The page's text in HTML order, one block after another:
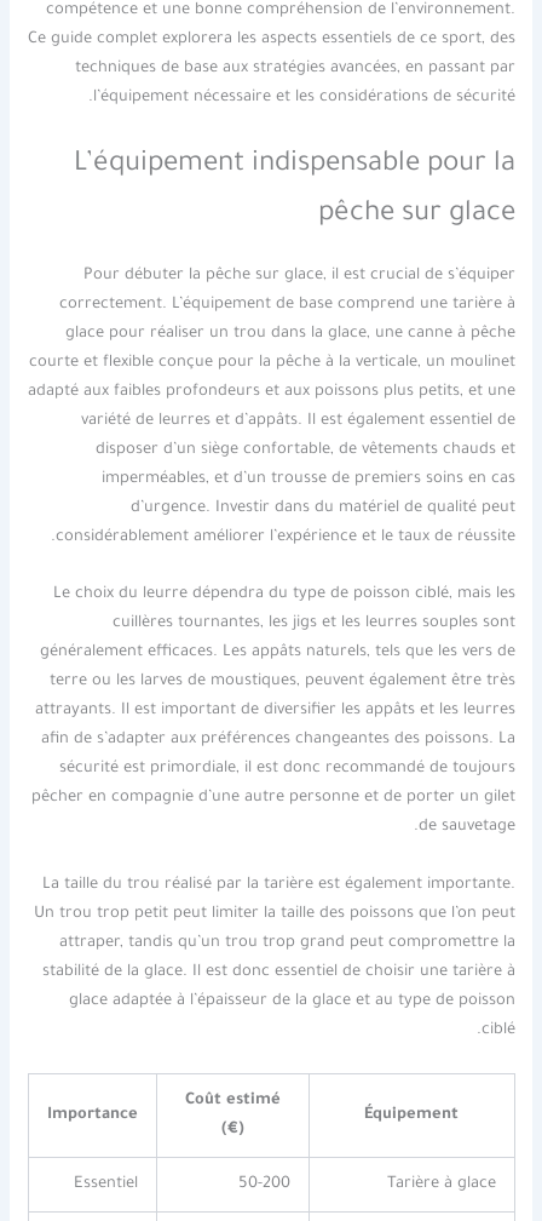
compétence et une bonne compréhension de l’environnement.
Ce guide complet explorera les aspects essentiels de ce sport, des
techniques de base aux stratégies avancées, en passant par
l’équipement nécessaire et les considérations de sécurité.
L’équipement indispensable pour la
pêche sur glace
Pour débuter la pêche sur glace, il est crucial de s’équiper
correctement. L’équipement de base comprend une tarière à
glace pour réaliser un trou dans la glace, une canne à pêche
courte et flexible conçue pour la pêche à la verticale, un moulinet
adapté aux faibles profondeurs et aux poissons plus petits, et une
variété de leurres et d’appâts. Il est également essentiel de
disposer d’un siège confortable, de vêtements chauds et
imperméables, et d’un trousse de premiers soins en cas
d’urgence. Investir dans du matériel de qualité peut
considérablement améliorer l’expérience et le taux de réussite.
Le choix du leurre dépendra du type de poisson ciblé, mais les
cuillères tournantes, les jigs et les leurres souples sont
généralement efficaces. Les appâts naturels, tels que les vers de
terre ou les larves de moustiques, peuvent également être très
attrayants. Il est important de diversifier les appâts et les leurres
afin de s’adapter aux préférences changeantes des poissons. La
sécurité est primordiale, il est donc recommandé de toujours
pêcher en compagnie d’une autre personne et de porter un gilet
de sauvetage.
La taille du trou réalisé par la tarière est également importante.
Un trou trop petit peut limiter la taille des poissons que l’on peut
attraper, tandis qu’un trou trop grand peut compromettre la
stabilité de la glace. Il est donc essentiel de choisir une tarière à
glace adaptée à l’épaisseur de la glace et au type de poisson
ciblé.
Équipement
Coût estimé
(€)
Importance
Tarière à glace
50-200
Essentiel